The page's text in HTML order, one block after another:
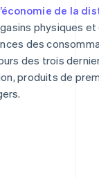
de la
physiques
des
des trois
produits de